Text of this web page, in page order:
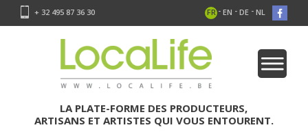
+ 32 495 87 36 30 FR - EN - DE - NL
LA PLATE-FORME DES PRODUCTEURS,
ARTISANS ET ARTISTES QUI VOUS ENTOURENT.